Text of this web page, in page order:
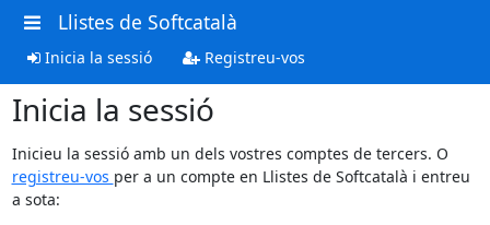
Llistes de Softcatalà
Inicia la sessió Registreu-vos
Inicia la sessió
Inicieu la sessió amb un dels vostres comptes de tercers. O
registreu-vos per a un compte en Llistes de Softcatalà i entreu
a sota: